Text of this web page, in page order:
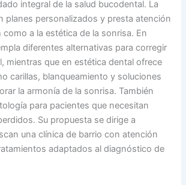
integral de la salud bucodental. La
planes personalizados y presta atención
a la estética de la sonrisa. En
diferentes alternativas para corregir
mientras que en estética dental ofrece
carillas, blanqueamiento y soluciones
la armonía de la sonrisa. También
para pacientes que necesitan
Su propuesta se dirige a
una clínica de barrio con atención
adaptados al diagnóstico de